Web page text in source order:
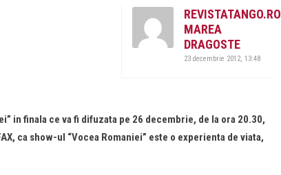
REVISTATANGO.RO
MAREA
DRAGOSTE
23 decembrie 2012, 13:48
in finala ce va fi difuzata pe 26 decembrie, de la ora 20.30,
ca show-ul “Vocea Romaniei” este o experienta de viata,